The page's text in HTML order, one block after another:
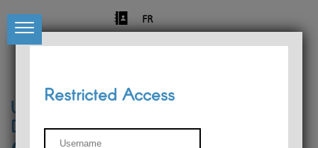
FR
University of Liège
Départment of Philosophy
Restricted Access